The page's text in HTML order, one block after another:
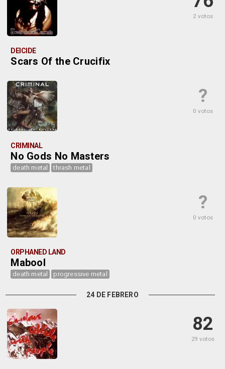
2 votos
DEICIDE
Scars Of the Crucifix
?
0 votos
CRIMINAL
No Gods No Masters
death metal thrash metal
?
0 votos
ORPHANED LAND
Mabool
death metal progressive metal
24 DE FEBRERO
82
29 votos